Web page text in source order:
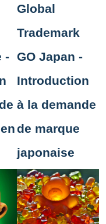
-
Global
Trademark
GO Japan -
Introduction
à la demande
de marque
japonaise